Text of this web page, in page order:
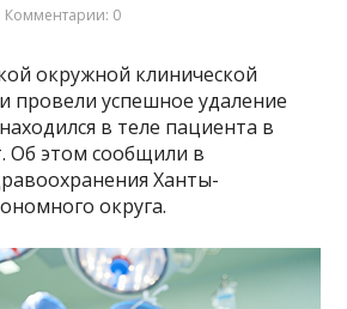
Комментарии: 0
окружной клинической
провели успешное удаление
в теле пациента в
Об этом сообщили в
Ханты-
округа.